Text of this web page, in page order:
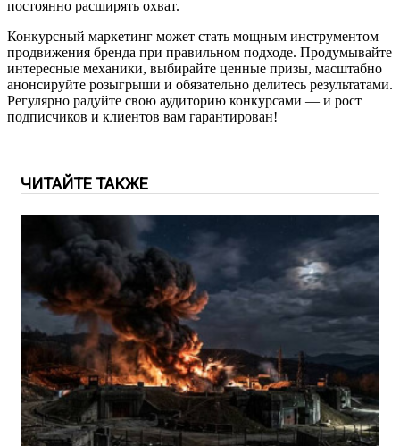
постоянно расширять охват.
Конкурсный маркетинг может стать мощным инструментом
продвижения бренда при правильном подходе. Продумывайте
интересные механики, выбирайте ценные призы, масштабно
анонсируйте розыгрыши и обязательно делитесь результатами.
Регулярно радуйте свою аудиторию конкурсами — и рост
подписчиков и клиентов вам гарантирован!
ЧИТАЙТЕ ТАКЖЕ